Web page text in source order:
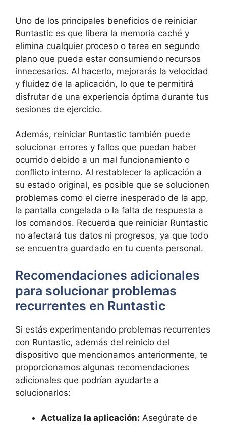
Uno de ‌los principales beneficios de ‍reiniciar
Runtastic es que libera la memoria caché y
elimina cualquier proceso o tarea⁣ en segundo
plano que ⁤pueda estar consumiendo recursos
innecesarios. Al hacerlo, mejorarás la velocidad
y fluidez‌ de la aplicación, lo ‍que te permitirá
disfrutar⁣ de una experiencia óptima​ durante tus
sesiones de ejercicio.
Además, reiniciar Runtastic también puede‍
solucionar⁤ errores y ‌fallos⁢ que puedan haber
ocurrido debido a un mal funcionamiento o ​
conflicto interno. Al restablecer la aplicación a
su estado original, es posible que se ⁢solucionen
problemas como el cierre inesperado de la ⁤app,
la pantalla congelada o la falta de respuesta a
los comandos. Recuerda que reiniciar Runtastic⁤
no afectará tus datos ni progresos, ya⁤ que todo
se encuentra guardado en tu cuenta personal.
Recomendaciones adicionales
para solucionar ‍problemas
recurrentes en Runtastic
Si estás experimentando problemas recurrentes
con Runtastic, además del reinicio del⁤
dispositivo que ​mencionamos anteriormente,​ te
proporcionamos algunas ‌recomendaciones
adicionales que podrían ayudarte a
solucionarlos:
Actualiza la aplicación: Asegúrate de